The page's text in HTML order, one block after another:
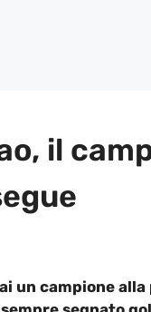
il
un campione